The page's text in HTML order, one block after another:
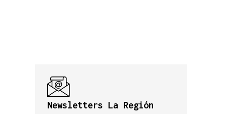
Newsletters La Región